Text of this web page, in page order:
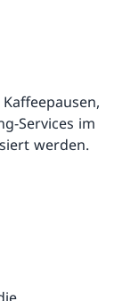
Services im
werden.